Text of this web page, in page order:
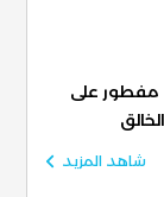
مفطور على
شاهد المزيد